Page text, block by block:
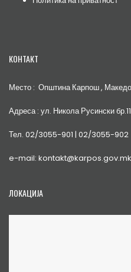
КОНТАКТ
Место : Општина Карпош ,
Адреса : ул. Никола Русински бр.11
Тел. 02/3055-901 | 02/3055-902
e-mail: kontakt@karpos.gov.mk
ЛОКАЦИЈА